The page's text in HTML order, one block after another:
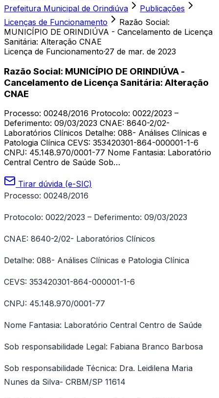
Prefeitura Municipal de Orindiúva
Publicações
Licenças de Funcionamento
Razão Social:
MUNICÍPIO DE ORINDIÚVA - Cancelamento de Licença
Sanitária: Alteração CNAE
Licença de Funcionamento·27 de mar. de 2023
Razão Social: MUNICÍPIO DE ORINDIÚVA -
Cancelamento de Licença Sanitária: Alteração
CNAE
Processo: 00248/2016 Protocolo: 0022/2023 –
Deferimento: 09/03/2023 CNAE: 8640-2/02-
Laboratórios Clínicos Detalhe: 088- Análises Clínicas e
Patologia Clínica CEVS: 353420301-864-000001-1-6
CNPJ: 45.148.970/0001-77 Nome Fantasia: Laboratório
Central Centro de Saúde Sob…
Tirar dúvida (e-SIC)
Processo: 00248/2016
Protocolo: 0022/2023 – Deferimento: 09/03/2023
CNAE: 8640-2/02- Laboratórios Clínicos
Detalhe: 088- Análises Clínicas e Patologia Clínica
CEVS: 353420301-864-000001-1-6
CNPJ: 45.148.970/0001-77
Nome Fantasia: Laboratório Central Centro de Saúde
Sob responsabilidade Legal: Fabiana Branco Barbosa
Sob responsabilidade Técnica: Dra. Leidilena Maria
Nunes da Silva- CRBM/SP 11614